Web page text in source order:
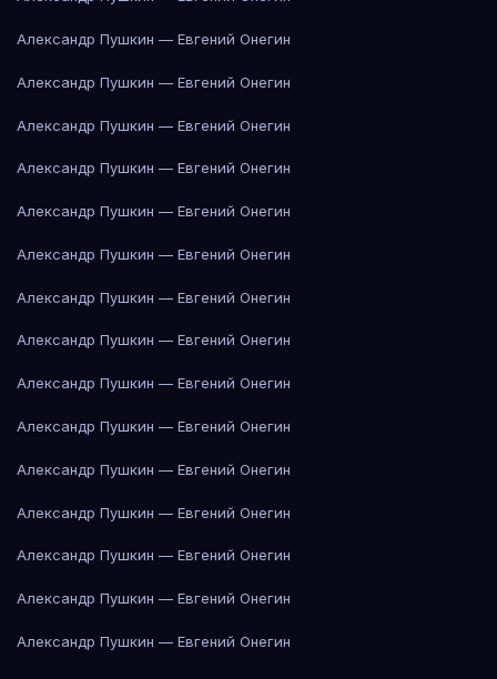
Александр Пушкин — Евгений Онегин
Александр Пушкин — Евгений Онегин
Александр Пушкин — Евгений Онегин
Александр Пушкин — Евгений Онегин
Александр Пушкин — Евгений Онегин
Александр Пушкин — Евгений Онегин
Александр Пушкин — Евгений Онегин
Александр Пушкин — Евгений Онегин
Александр Пушкин — Евгений Онегин
Александр Пушкин — Евгений Онегин
Александр Пушкин — Евгений Онегин
Александр Пушкин — Евгений Онегин
Александр Пушкин — Евгений Онегин
Александр Пушкин — Евгений Онегин
Александр Пушкин — Евгений Онегин